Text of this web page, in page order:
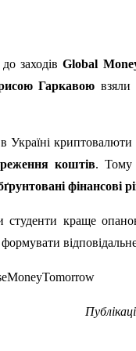
заходівGlobal
Гаркавою взяли
Україні криптовалюти
коштів. Тому
фінансові
студенти краще